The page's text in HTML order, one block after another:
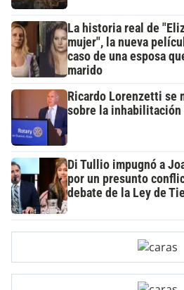
La historia real de
mujer", la nueva
caso de una esposa
marido
Ricardo Lorenzetti se
sobre la
Di Tullio impugnó a
por un presunto
debate de la Ley de